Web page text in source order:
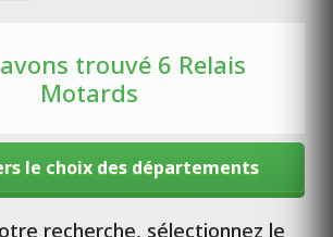
trouvé 6 Relais
Motards
le choix des départements
recherche, sélectionnez le